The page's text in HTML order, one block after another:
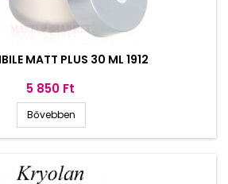
MATT PLUS 30 ML 1912
Ár
5 850 Ft
Bővebben